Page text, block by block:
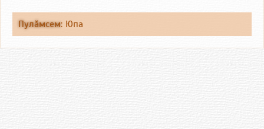
Пулăмсем: Юпа